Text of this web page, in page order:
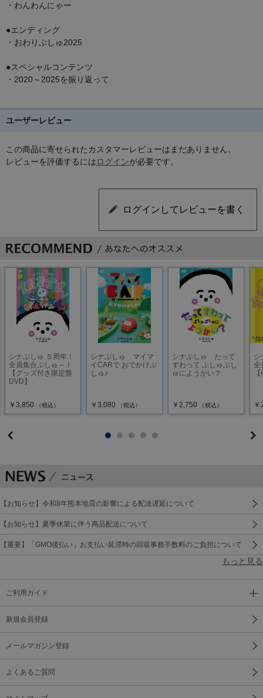
・わんわんにゃー
●エンディング
・おわりぷしゅ2025
●スペシャルコンテンツ
・2020～2025を振り返って
ユーザーレビュー
この商品に寄せられたカスタマーレビューはまだありません。
レビューを評価するにはログインが必要です。
シナぷしゅ ５周年！
全員集合ぷしゅ～！
【グッズ付き限定盤
DVD】
￥3,850 （税込）
シナぷしゅ マイマ
イCARで おでかけぷ
しゅ♪
￥3,080 （税込）
シナぷしゅ たって
すわって ぷしゅぷし
ゅにようかい？
￥2,750 （税込）
シ
全
【お知らせ】令和8年熊本地震の影響による配送遅延について
【お知らせ】夏季休業に伴う商品配送について
【重要】「GMO後払い」お支払い延滞時の回収事務手数料のご負担について
もっと見る
ご利用ガイド
新規会員登録
メールマガジン登録
よくあるご質問